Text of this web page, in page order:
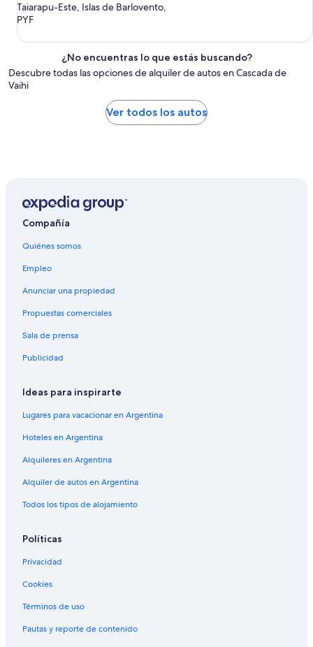
Taiarapu-Este, Islas de Barlovento,
PYF
¿No encuentras lo que estás buscando?
Descubre todas las opciones de alquiler de autos en Cascada de
Vaihi
Ver todos los autos
Compañía
Quiénes somos
Empleo
Anunciar una propiedad
Propuestas comerciales
Sala de prensa
Publicidad
Ideas para inspirarte
Lugares para vacacionar en Argentina
Hoteles en Argentina
Alquileres en Argentina
Alquiler de autos en Argentina
Todos los tipos de alojamiento
Políticas
Privacidad
Cookies
Términos de uso
Pautas y reporte de contenido